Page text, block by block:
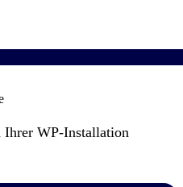
Ihrer WP-Installation